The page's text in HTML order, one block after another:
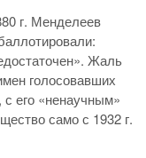
г. Менделеев
Жаль
голосовавших
его «ненаучным»
само с 1932 г.